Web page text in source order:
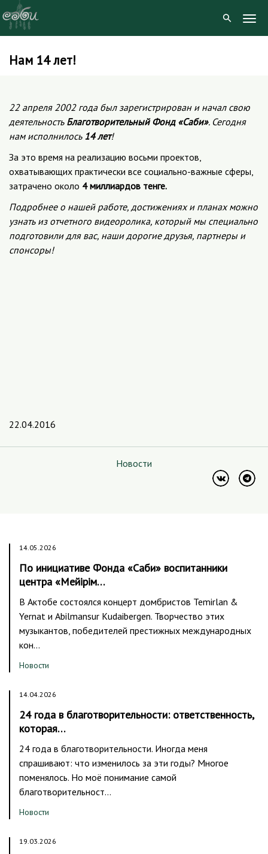
SkipНам 14 лет!
22 апреля 2002 года был зарегистрирован и начал свою
деятельностьБлаготворительный Фонд «Саби». Сегодня
нам исполнилось 14 лет!
За это время на реализацию восьми проектов,
охватывающих практически все социально-важные сферы,
затрачено около 4 миллиардов тенге.
Подробнее о нашей работе, достижениях и планах можно
узнать из отчетного видеоролика, который мы специально
подготовили для вас, наши дорогие друзья, партнеры и
спонсоры!
22.04.2016
Новости
14.05.2026
По инициативе Фонда «Саби» воспитанники
центра «Мейірім…
В Актобе состоялся концерт домбристов Temirlan &
Yernat и Abilmansur Kudaibergen. Творчество этих
музыкантов, победителей престижных международных
кон…
Новости
14.04.2026
24 года в благотворительности: ответственность,
которая…
24 года в благотворительности. Иногда меня
спрашивают: что изменилось за эти годы? Многое
поменялось. Но моё понимание самой
благотворительност…
Новости
19.03.2026